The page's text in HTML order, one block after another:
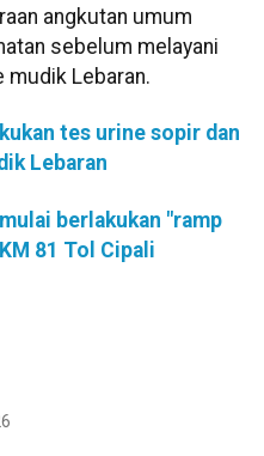
angkutan umum
sebelum melayani
mudik Lebaran.
tes urine sopir dan
Lebaran
berlakukan "ramp
81 Tol Cipali